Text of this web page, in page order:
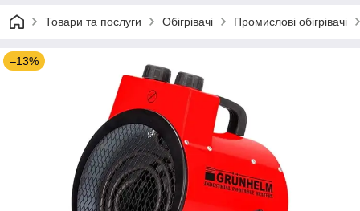
Товари та послуги Обігрівачі Промислові обігрівачі
–13%